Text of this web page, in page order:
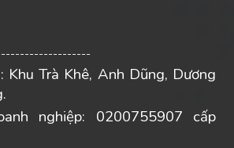
Khu Trà Khê, Anh Dũng, Dương
nghiệp: 0200755907 cấp